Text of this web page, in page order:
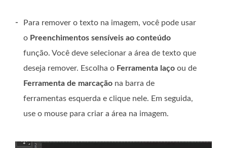
-
Para remover o texto na imagem, você pode usar
o Preenchimentos sensíveis ao conteúdo
função. Você deve selecionar a área de texto que
deseja remover. Escolha o Ferramenta laço ou de
Ferramenta de marcação na barra de
ferramentas esquerda e clique nele. Em seguida,
use o mouse para criar a área na imagem.